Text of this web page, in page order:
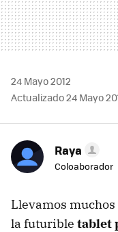
24 Mayo 2012
Actualizado 24 Mayo
Raya
Coloaborador
Llevamos
la futurible tablet